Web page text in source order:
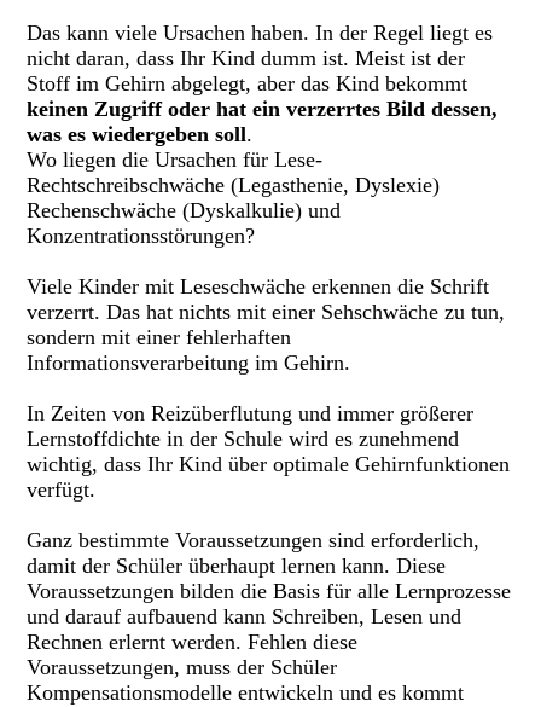
Das kann viele Ursachen haben. In der Regel liegt es
nicht daran, dass Ihr Kind dumm ist. Meist ist der
Stoff im Gehirn abgelegt, aber das Kind bekommt
keinen Zugriff oder hat ein verzerrtes Bild dessen,
was es wiedergeben soll.
Wo liegen die Ursachen für Lese-
Rechtschreibschwäche (Legasthenie, Dyslexie)
Rechenschwäche (Dyskalkulie) und
Konzentrationsstörungen?
Viele Kinder mit Leseschwäche erkennen die Schrift
verzerrt. Das hat nichts mit einer Sehschwäche zu tun,
sondern mit einer fehlerhaften
Informationsverarbeitung im Gehirn.
In Zeiten von Reizüberflutung und immer größerer
Lernstoffdichte in der Schule wird es zunehmend
wichtig, dass Ihr Kind über optimale Gehirnfunktionen
verfügt.
Ganz bestimmte Voraussetzungen sind erforderlich,
damit der Schüler überhaupt lernen kann. Diese
Voraussetzungen bilden die Basis für alle Lernprozesse
und darauf aufbauend kann Schreiben, Lesen und
Rechnen erlernt werden. Fehlen diese
Voraussetzungen, muss der Schüler
Kompensationsmodelle entwickeln und es kommt